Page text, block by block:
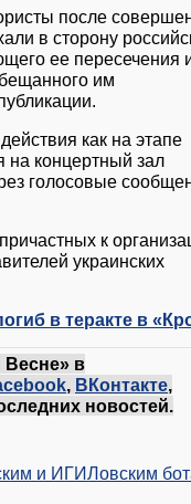
после
в сторону
ее пересечения
им
как на этапе
на концертный зал
голосовые
к
украинских
в теракте в
Весне» в
, ВКонтакте,
новостей.
и ИГИЛовским